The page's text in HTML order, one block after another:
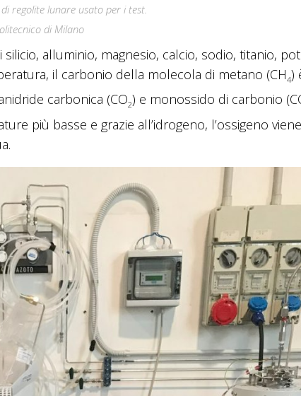
regolite lunare usato per i test.
di Milano
alluminio, magnesio, calcio, sodio, titanio,
il carbonio della molecola di metano (CH4)
carbonica (CO2) e monossido di carbonio
più basse e grazie all’idrogeno, l’ossigeno viene